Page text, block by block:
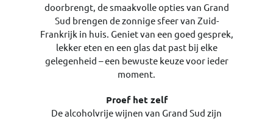
doorbrengt, de smaakvolle opties van Grand
Sud brengen de zonnige sfeer van Zuid-
Frankrijk in huis. Geniet van een goed gesprek,
lekker eten en een glas dat past bij elke
gelegenheid – een bewuste keuze voor ieder
moment.
Proef het zelf
De alcoholvrije wijnen van Grand Sud zijn